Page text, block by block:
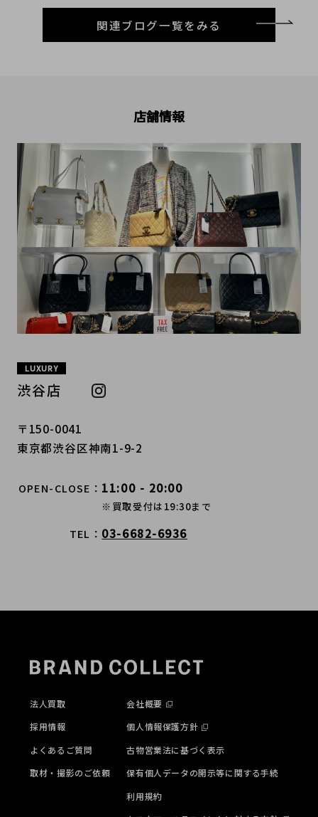
関連ブログ一覧をみる
店舗情報
LUXURY
渋谷店
〒150-0041
東京都渋谷区神南1-9-2
OPEN-CLOSE 11:00 - 20:00
※買取受付は19:30まで
TEL 03-6682-6936
法人買取
採用情報
よくあるご質問
取材・撮影のご依頼
会社概要
個人情報保護方針
古物営業法に基づく表示
保有個人データの開示等に関する手続
利用規約